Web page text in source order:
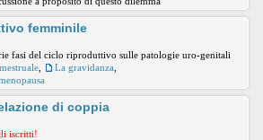
femminile
fasi del ciclo riproduttivo sulle patologie uro-genitali
La gravidanza
di coppia
iscritti!